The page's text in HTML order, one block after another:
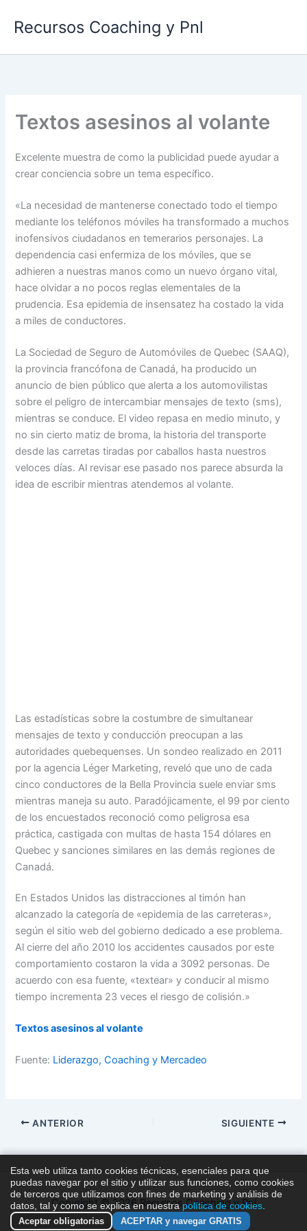
Recursos Coaching y Pnl
Textos asesinos al volante
Excelente muestra de como la publicidad puede ayudar a
crear conciencia sobre un tema específico.
«La necesidad de mantenerse conectado todo el tiempo
mediante los teléfonos móviles ha transformado a muchos
inofensivos ciudadanos en temerarios personajes. La
dependencia casi enfermiza de los móviles, que se
adhieren a nuestras manos como un nuevo órgano vital,
hace olvidar a no pocos reglas elementales de la
prudencia. Esa epidemia de insensatez ha costado la vida
a miles de conductores.
La Sociedad de Seguro de Automóviles de Quebec (SAAQ),
la provincia francófona de Canadá, ha producido un
anuncio de bien público que alerta a los automovilistas
sobre el peligro de intercambiar mensajes de texto (sms),
mientras se conduce. El video repasa en medio minuto, y
no sin cierto matiz de broma, la historia del transporte
desde las carretas tiradas por caballos hasta nuestros
veloces días. Al revisar ese pasado nos parece absurda la
idea de escribir mientras atendemos al volante.
Las estadísticas sobre la costumbre de simultanear
mensajes de texto y conducción preocupan a las
autoridades quebequenses. Un sondeo realizado en 2011
por la agencia Léger Marketing, reveló que uno de cada
cinco conductores de la Bella Provincia suele enviar sms
mientras maneja su auto. Paradójicamente, el 99 por ciento
de los encuestados reconoció como peligrosa esa
práctica, castigada con multas de hasta 154 dólares en
Quebec y sanciones similares en las demás regiones de
Canadá.
En Estados Unidos las distracciones al timón han
alcanzado la categoría de «epidemia de las carreteras»,
según el sitio web del gobierno dedicado a ese problema.
Al cierre del año 2010 los accidentes causados por este
comportamiento costaron la vida a 3092 personas. De
acuerdo con esa fuente, «textear» y conducir al mismo
tiempo incrementa 23 veces el riesgo de colisión.»
Textos asesinos al volante
Fuente: Liderazgo, Coaching y Mercadeo
ANTERIOR SIGUIENTE
Copyright © 2026 Recursos Coaching y Pnl
Esta web utiliza tanto cookies técnicas, esenciales para que
puedas navegar por el sitio y utilizar sus funciones, como cookies
de terceros que utilizamos con fines de marketing y análisis de
datos, tal y como se explica en nuestrapolítica de cookies
Aceptar obligatorias ACEPTAR y navegar GRATIS